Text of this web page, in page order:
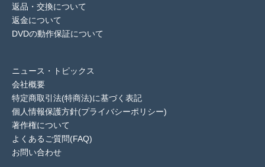
返品・交換について
返金について
DVDの動作保証について
ニュース・トピックス
会社概要
特定商取引法(特商法)に基づく表記
個人情報保護方針(プライバシーポリシー)
著作権について
よくあるご質問(FAQ)
お問い合わせ